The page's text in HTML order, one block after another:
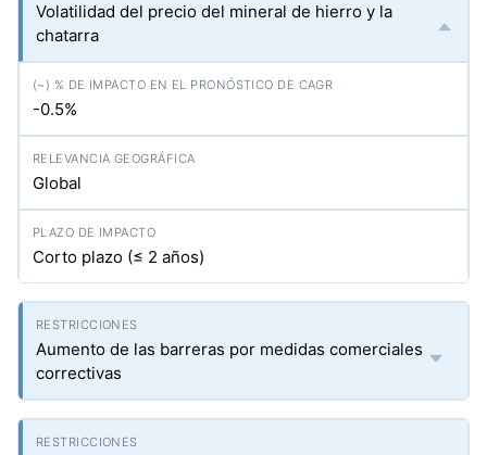
Volatilidad del precio del mineral de hierro y la
chatarra
-0.5%
Global
Corto plazo (≤ 2 años)
Aumento de las barreras por medidas comerciales
correctivas